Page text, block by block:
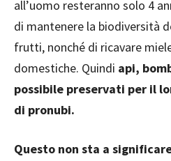
all’uomo resteranno solo 4
di mantenere la biodiversità
frutti, nonché di ricavare
domestiche. Quindi api,
possibile preservati per il
di pronubi.
Questo non sta a